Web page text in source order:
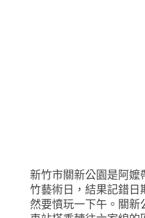
新竹市關新公園是阿嬤
竹藝術日，結果記錯日
然要憤玩一下午。關新